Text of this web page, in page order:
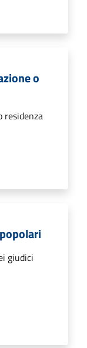
o
residenza
giudici